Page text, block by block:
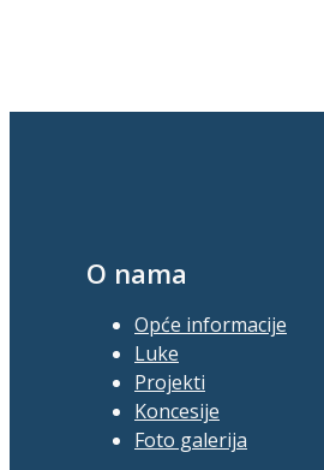
O nama
Opće informacije
Luke
Projekti
Koncesije
Foto galerija